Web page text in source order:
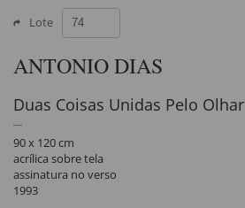
Lote
ANTONIO DIAS
Duas Coisas Unidas Pelo Olhar
90 x 120 cm
acrílica sobre tela
assinatura no verso
1993